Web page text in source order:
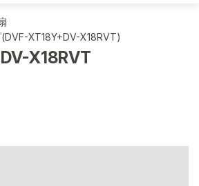
XT18Y+DV-X18RVT)
X18RVT